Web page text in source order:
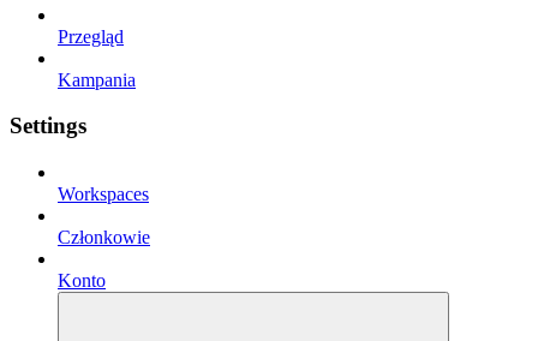
Przegląd
Kampania
Settings
Workspaces
Członkowie
Konto